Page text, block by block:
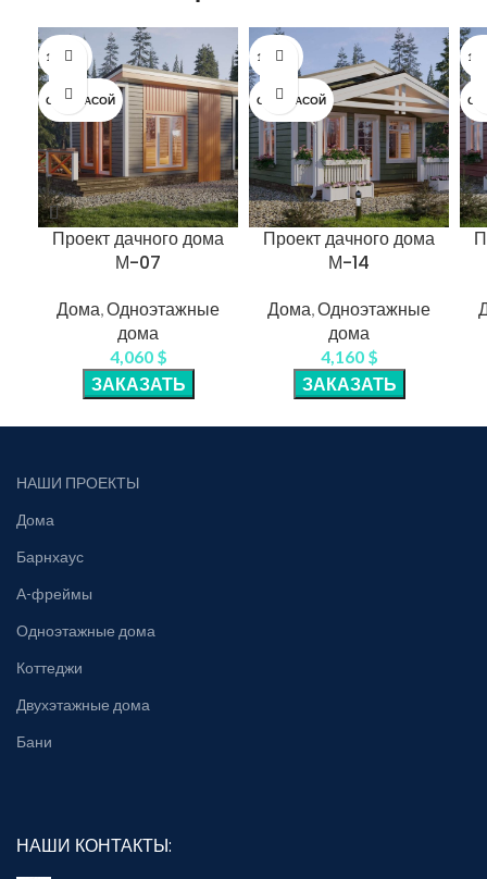
1 ЭТАЖ
С ТЕРРАСОЙ
Проект дачного дома
М-07
Дома,Одноэтажные
дома
4,060 $
ЗАКАЗАТЬ
1 ЭТАЖ
С ТЕРРАСОЙ
Проект дачного дома
М-14
Дома,Одноэтажные
дома
4,160 $
ЗАКАЗАТЬ
1
С
НАШИ ПРОЕКТЫ
Дома
Барнхаус
А-фреймы
Одноэтажные дома
Коттеджи
Двухэтажные дома
Бани
НАШИ КОНТАКТЫ: